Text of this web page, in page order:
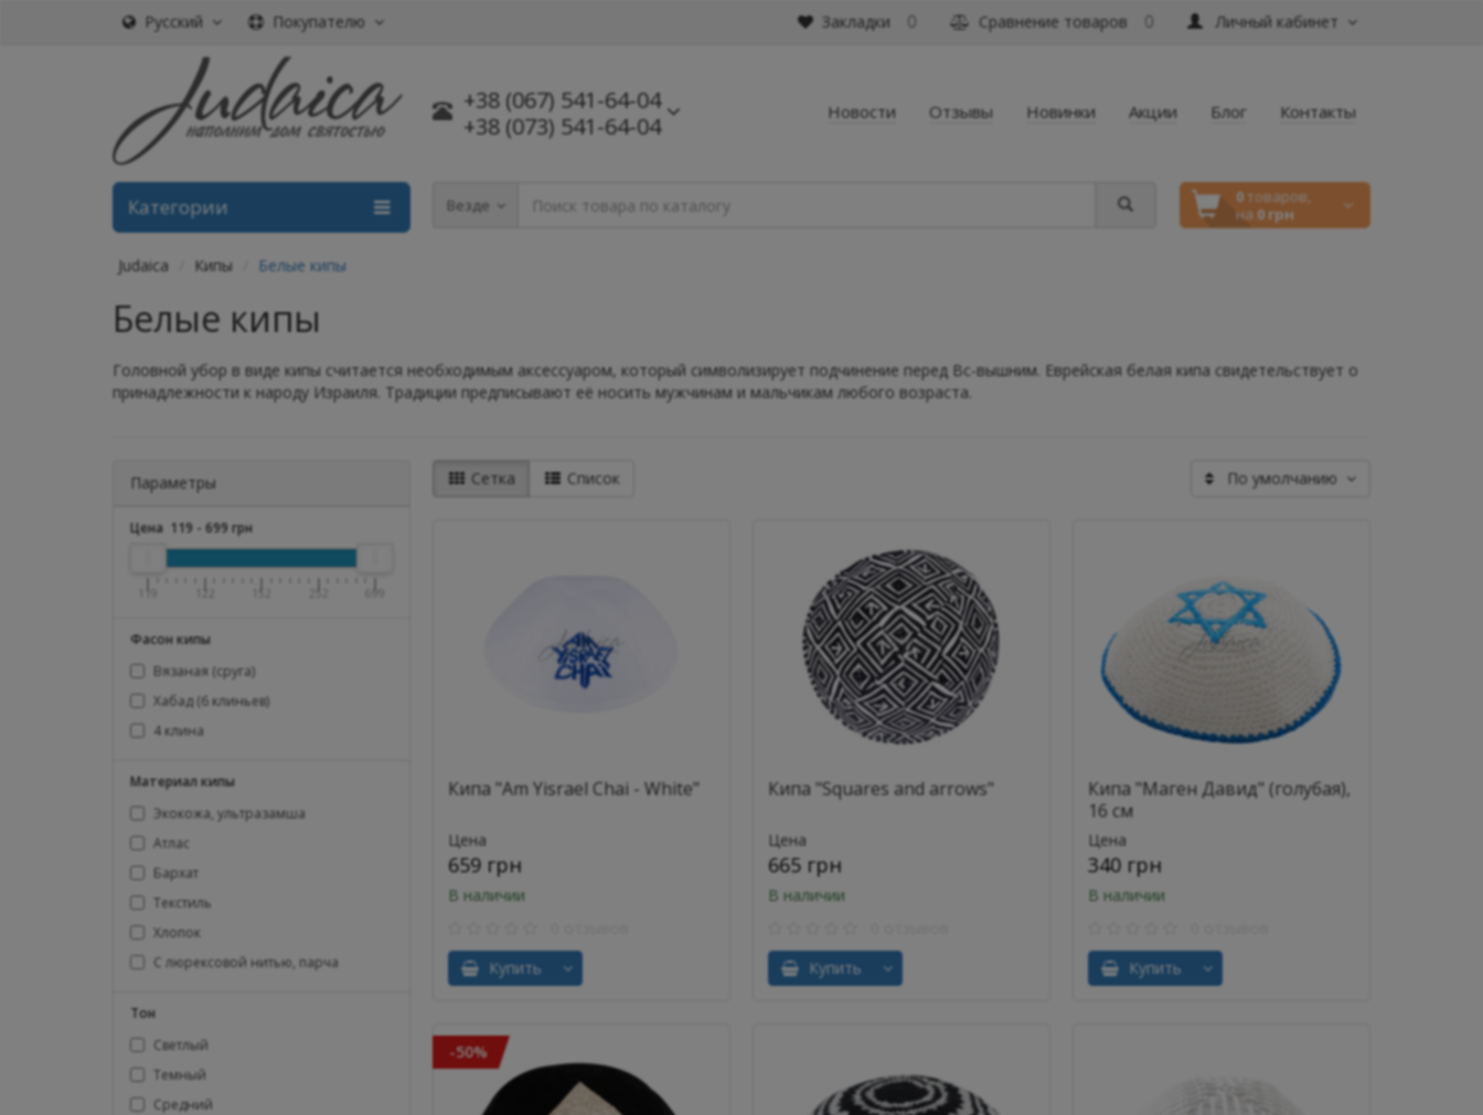
Русский Личный кабинет
Покупателю Закладки 0 Сравнение товаров 0
+38 (067) 541-64-04
+38 (073) 541-64-04
Новости Отзывы Новинки Акции Блог Контакты
Везде 0товаров,
на 0 грн
Категории
Judaica Кипы Белые кипы
Белые кипы
Головной убор в виде кипы считается необходимым аксессуаром, который символизирует подчинение перед Вс-вышним. Еврейская белая кипа свидетельствует о
принадлежности к народу Израиля. Традиции предписывают её носить мужчинам и мальчикам любого возраста.
Параметры
Цена 119 - 699грн
Фасон кипы
Вязаная (сруга)
Хабад (6 клиньев)
4 клина
Материал кипы
Экокожа, ультразамша
Атлас
Бархат
Текстиль
Хлопок
С люрексовой нитью, парча
Тон
Светлый
Темный
Средний
Сетка Список По умолчанию
Кипа "Am Yisrael Chai - White"
Цена
659 грн
В наличии
Купить
Кипа "Squares and arrows"
Цена
665 грн
В наличии
Купить
Кипа "Маген Давид" (голубая),
16 см
Цена
340 грн
В наличии
Купить
-50%